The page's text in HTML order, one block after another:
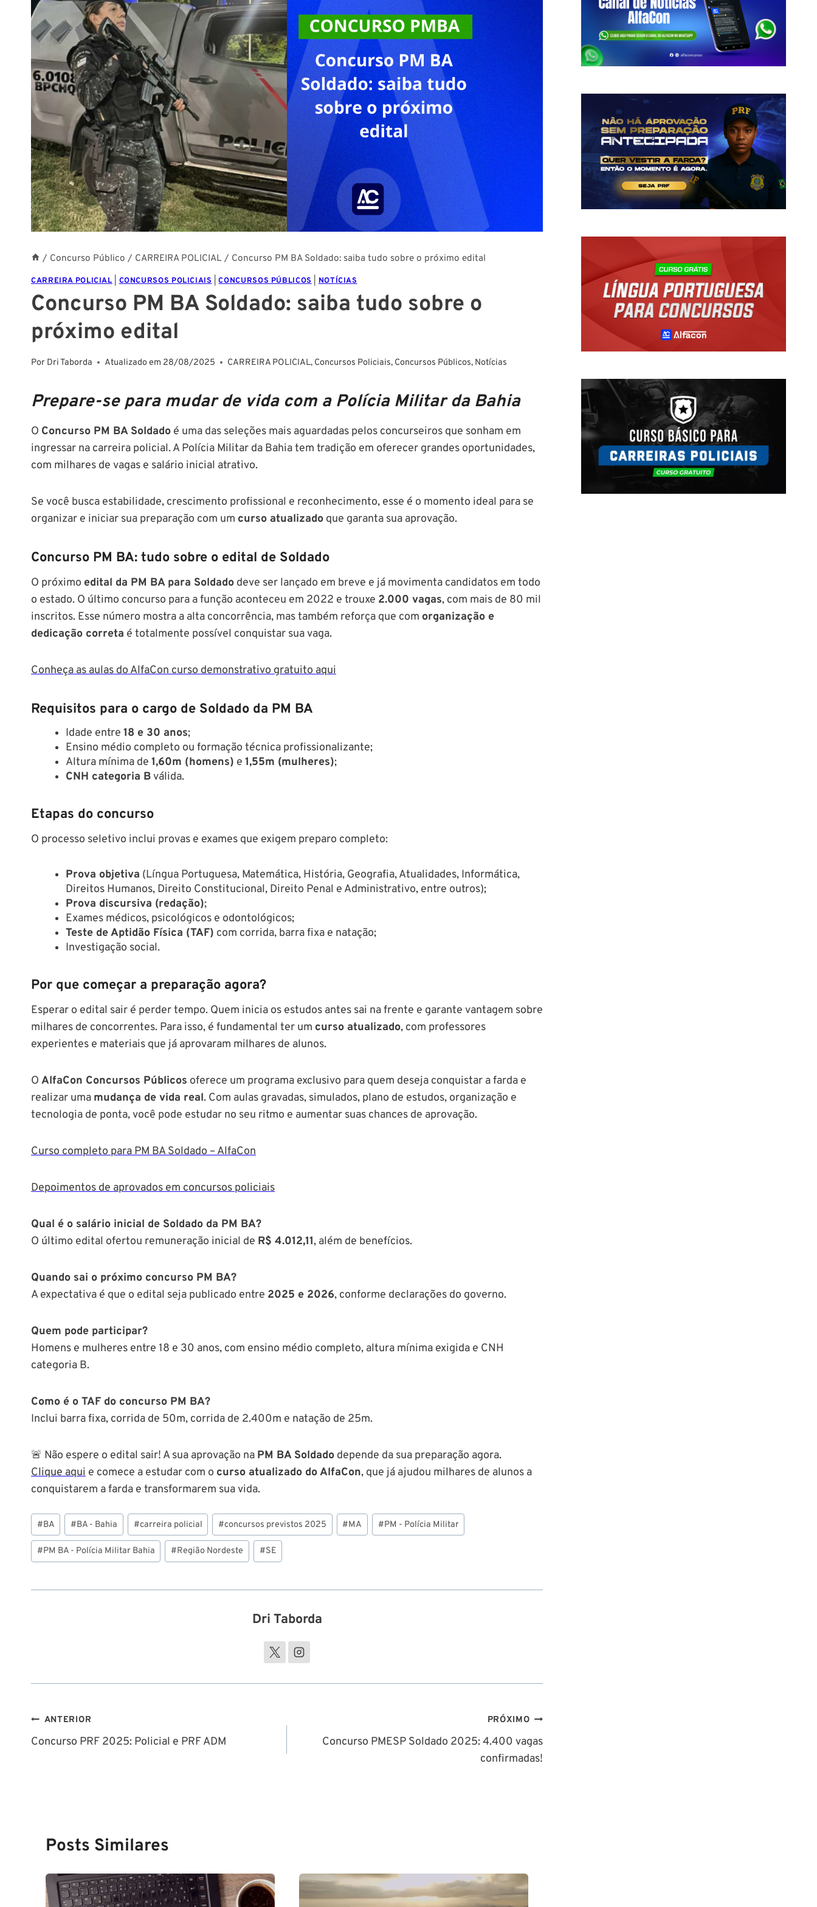
/ Concurso Público / CARREIRA POLICIAL / Concurso PM BA Soldado: saiba tudo sobre o próximo edital
CARREIRA POLICIAL CONCURSOS POLICIAIS |CONCURSOS PÚBLICOS NOTÍCIAS
Concurso PM BA Soldado: saiba tudo sobre o
próximo edital
Por Dri Taborda Atualizado em 28/08/2025 CARREIRA POLICIAL, Concursos Policiais, Concursos Públicos, Notícias
Prepare-se para mudar de vida com a Polícia Militar da Bahia
O Concurso PM BA Soldado é uma das seleções mais aguardadas pelos concurseiros que sonham em
ingressar na carreira policial. A Polícia Militar da Bahia tem tradição em oferecer grandes oportunidades,
com milhares de vagas e salário inicial atrativo.
Se você busca estabilidade, crescimento profissional e reconhecimento, esse é o momento ideal para se
organizar e iniciar sua preparação com um curso atualizado que garanta sua aprovação.
Concurso PM BA: tudo sobre o edital de Soldado
O próximo edital da PM BA para Soldado deve ser lançado em breve e já movimenta candidatos em todo
o estado. O último concurso para a função aconteceu em 2022 e trouxe 2.000 vagas, com mais de 80 mil
inscritos. Esse número mostra a alta concorrência, mas também reforça que com organização e
dedicação correta é totalmente possível conquistar sua vaga.
Conheça as aulas do AlfaCon curso demonstrativo gratuito aqui
Requisitos para o cargo de Soldado da PM BA
Idade entre 18 e 30 anos;
Ensino médio completo ou formação técnica profissionalizante;
Altura mínima de 1,60m (homens) e 1,55m (mulheres);
CNH categoria Bválida.
Etapas do concurso
O processo seletivo inclui provas e exames que exigem preparo completo:
Prova objetiva (Língua Portuguesa, Matemática, História, Geografia, Atualidades, Informática,
Direitos Humanos, Direito Constitucional, Direito Penal e Administrativo, entre outros);
Prova discursiva (redação);
Exames médicos, psicológicos e odontológicos;
Teste de Aptidão Física (TAF) com corrida, barra fixa e natação;
Investigação social.
Por que começar a preparação agora?
Esperar o edital sair é perder tempo. Quem inicia os estudos antes sai na frente e garante vantagem sobre
milhares de concorrentes. Para isso, é fundamental ter um curso atualizado, com professores
experientes e materiais que já aprovaram milhares de alunos.
O AlfaCon Concursos Públicos oferece um programa exclusivo para quem deseja conquistar a farda e
realizar uma mudança de vida real. Com aulas gravadas, simulados, plano de estudos, organização e
tecnologia de ponta, você pode estudar no seu ritmo e aumentar suas chances de aprovação.
Curso completo para PM BA Soldado – AlfaCon
Depoimentos de aprovados em concursos policiais
Qual é o salário inicial de Soldado da PM BA?
O último edital ofertou remuneração inicial de R$ 4.012,11, além de benefícios.
Quando sai o próximo concurso PM BA?
A expectativa é que o edital seja publicado entre 2025 e 2026, conforme declarações do governo.
Quem pode participar?
Homens e mulheres entre 18 e 30 anos, com ensino médio completo, altura mínima exigida e CNH
categoria B.
Como é o TAF do concurso PM BA?
Inclui barra fixa, corrida de 50m, corrida de 2.400m e natação de 25m.
🚨 Não espere o edital sair! A sua aprovação na PM BA Soldado depende da sua preparação agora.
Clique aqui e comece a estudar com o curso atualizado do AlfaCon, que já ajudou milhares de alunos a
conquistarem a farda e transformarem sua vida.
Tags
do
Post:
#BA #BA - Bahia #carreira policial #concursos previstos 2025 #MA #PM - Polícia Militar
#PM BA - Polícia Militar Bahia #Região Nordeste #SE
Dri Taborda
Navegação
de
ANTERIOR
Concurso PRF 2025: Policial e PRF ADM
PRÓXIMO
Concurso PMESP Soldado 2025: 4.400 vagas
confirmadas!
Posts Similares